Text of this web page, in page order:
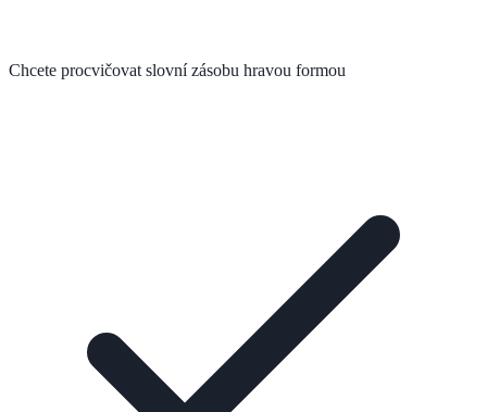
Chcete procvičovat slovní zásobu hravou formou